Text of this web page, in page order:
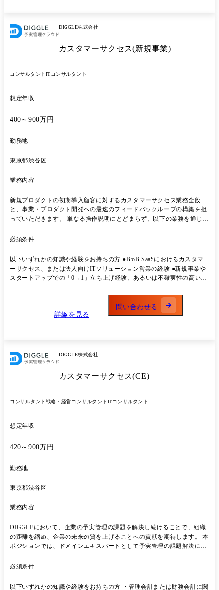
ス改善に伴走し、管理会計における課題解決をする ●LTVの最大化: 定期
的なヘルスチェックやデータ分析に基づき、追加機能や活用範囲の拡大
を提案し、アップセル・クロスセルを実現する ●CSプロセスの標準化・
●プロダクトフィードバック: 顧客の声を収集・分析し、開発チームと連
仮説の検証: 新規プロダクトの初期導入顧客に対するオンボーディング
セスはプロダクトや顧客層に応じた特徴的なチーム体制をとっていま
名以下の顧客を担当するチームです。35名で構成されており、導入支援
かれています。 大手SaaS、総合商社、監査法人、外資系メーカーなど多
知見を持ち寄って顧客に伴走しています。 ●エンタープライズチーム:
横断チームを組成しています。IS・FS・CSを含む約20名体制で顧客の
成功に向き合っており、単なるシステム活用にとどまらず、顧客の経営
の意思決定プロセスや仕組みづくりまで深く踏み込む姿勢を大切にして
に、「人員管理」「リベート管理」「売上予実管理」「設備投資管理」
根を越えて顧客の生の声を直接聞きながら、「不確実性」を楽しみつつ
最短距離でPMFを目指します。
DIGGLE株式会社
カスタマーサクセス(新規事業)
コンサルタント ITコンサルタント
想定年収
400～900万円
勤務地
東京都渋谷区
業務内容
新規プロダクトの初期導入顧客に対するカスタマーサクセス業務全般
と、事業・プロダクト開発への最速のフィードバックループの構築を担
っていただきます。 単なる操作説明にとどまらず、以下の業務を通じて
推進とサクセス仮説の検証: 新規プロダクトの初期導入顧客に対するオ
スの仮説検証と初期の勝ちパターンを探索します。 顧客フィードバック
ループの構築: 顧客の声を収集・分析し、事業責任者やエンジニアと密
に連携。「顧客の課題を解決する最短の機能は何か」の議論から参画
オンボーディングの型化、CS業務の基盤構築をリードします。 コンパ
ウンド戦略におけるLTV最大化: 将来的なマルチプロダクト展開を見据
チームは「人員管理」「リベート管理」「売上予実管理」「設備投資管
理」などの新規プロダクトを連続的に立ち上げるための専門チームで
必須条件
以下いずれかの知識や経験をお持ちの方 ●BtoB SaaSにおけるカスタマ
ーサクセス、または法人向けITソリューション営業の経験 ●新規事業や
スタートアップでの「0→1」立ち上げ経験、あるいは不確実性の高い環
詳細を見る
問い合わせる
DIGGLE株式会社
カスタマーサクセス(CE)
コンサルタント 戦略・経営コンサルタント ITコンサルタント
想定年収
420～900万円
勤務地
東京都渋谷区
業務内容
DIGGLEにおいて、企業の予実管理の課題を解決し続けることで、組織
の距離を縮め、企業の未来の質を上げることへの貢献を期待します。 本
ポジションでは、ドメインエキスパートとして予実管理の課題解決にコ
の戦略を担うブレイン」の方々がクライアントの対面です。 システム導
決型コンサルタントとして活躍できるポジションです。 主に顧客の心を
必須条件
以下いずれかの知識や経験をお持ちの方 ・管理会計または財務会計に関